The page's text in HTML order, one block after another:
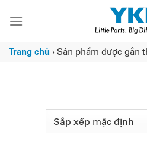
đến
dung
Trang chủ › Sản phẩm được gắn